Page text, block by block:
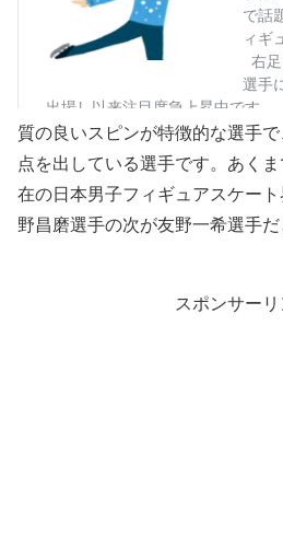
質の良いスピンが特徴的な選手
点を出している選手です。あく
在の日本男子フィギュアスケー
野昌磨選手の次が友野一希選手だ
スポンサーリ